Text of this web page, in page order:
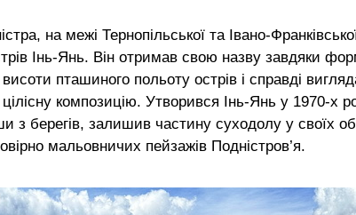
на межі Тернопільської та Івано-
Інь-Янь. Він отримав свою назву завдяки
пташиного польоту острів і справді
композицію. Утворився Інь-Янь у 1970-х
з берегів, залишив частину суходолу у своїх
мальовничих пейзажів Подністров’я.